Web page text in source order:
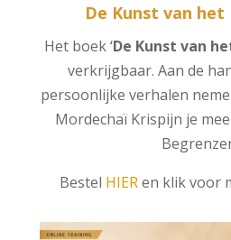
De Kunst van het
Het boek ‘De Kunst van
verkrijgbaar. Aan de
persoonlijke verhalen
Mordechaï Krispijn je
Bestel HIERen klik voor